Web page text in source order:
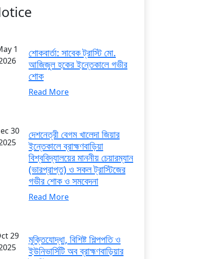
1
শোকবার্তা: সাবেক ট্রাস্টি মো.
আজিজুল হকের ইন্তেকালে গভীর
শোক
Read More
30
দেশনেত্রী বেগম খালেদা জিয়ার
ইন্তেকালে ব্রাহ্মণবাড়িয়া
বিশ্ববিদ্যালয়ের মাননীয় চেয়ারম্যান
(ভারপ্রাপ্ত) ও সকল ট্রাস্টিজের
গভীর শোক ও সমবেদনা
Read More
29
মুক্তিযোদ্ধা, বিশিষ্ট শিল্পপতি ও
ইউনিভার্সিটি অব ব্রাহ্মণবাড়িয়ার